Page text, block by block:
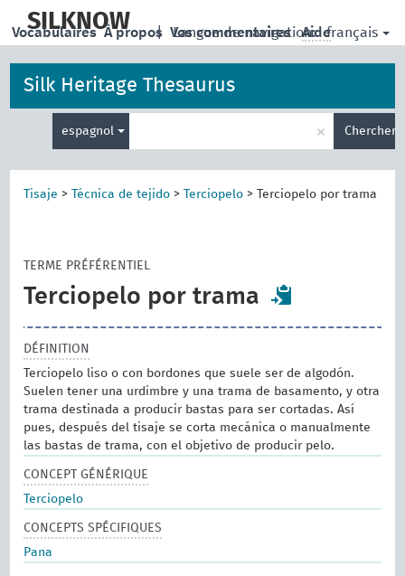
main
SILKNOW | Langue de navigation: français
Vocabulaires À propos Vos commentaires Aide
Silk Heritage Thesaurus
espagnol
de
recherche
× Chercher
Tisaje > Técnica de tejido > Terciopelo > Terciopelo por trama
TERME PRÉFÉRENTIEL
Terciopelo por trama
DÉFINITION
Terciopelo liso o con bordones que suele ser de algodón.
Suelen tener una urdimbre y una trama de basamento, y otra
trama destinada a producir bastas para ser cortadas. Así
pues, después del tisaje se corta mecánica o manualmente
las bastas de trama, con el objetivo de producir pelo.
CONCEPT GÉNÉRIQUE
Terciopelo
CONCEPTS SPÉCIFIQUES
Pana